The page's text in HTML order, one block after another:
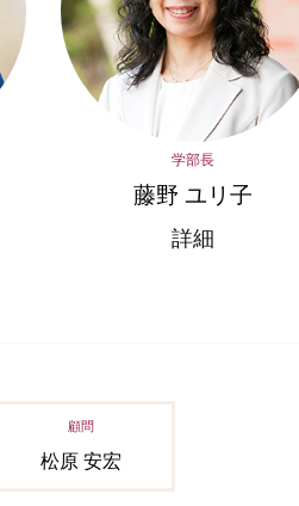
学部長
藤野 ユリ子
詳細
顧問
松原 安宏